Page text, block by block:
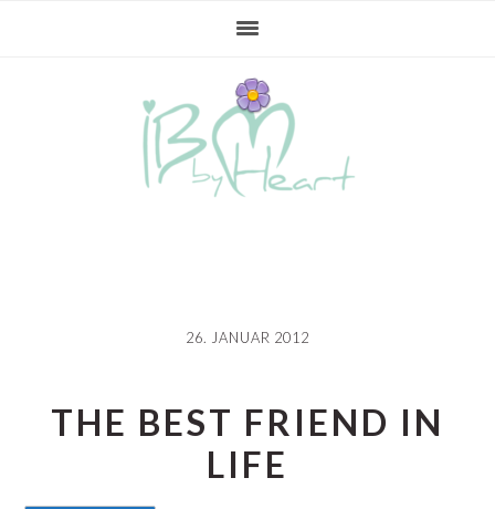
26. JANUAR 2012
THE BEST FRIEND IN
LIFE